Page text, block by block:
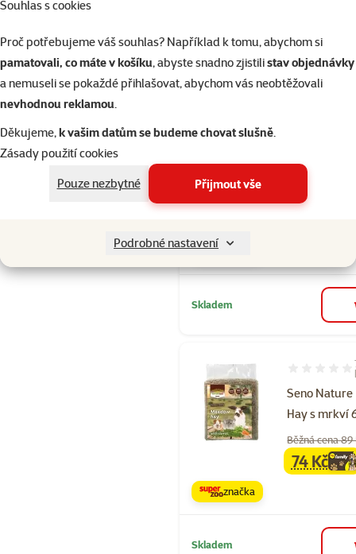
Souhlas s cookies
Proč potřebujeme váš souhlas? Například k tomu, abychom si
pamatovali, co máte v košíku, abyste snadno zjistilistav objednávky
a nemuseli se pokaždé přihlašovat, abychom vás neobtěžovali
nevhodnou reklamou.
Děkujeme,k vašim datům se budeme chovat slušně.
Zásady použití cookies
Pouze nezbytné
Přijmout vše
Podrobné nastavení
Skladem
Původní cena
199 Kč
👍 TOP cena
Skladem
Seno Nature
Hay s mrkví
Hodnocení
Běžná cena 89
family
74 Kč
značka
Skladem